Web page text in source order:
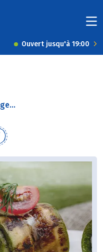
Ouvert jusqu'à 19:00